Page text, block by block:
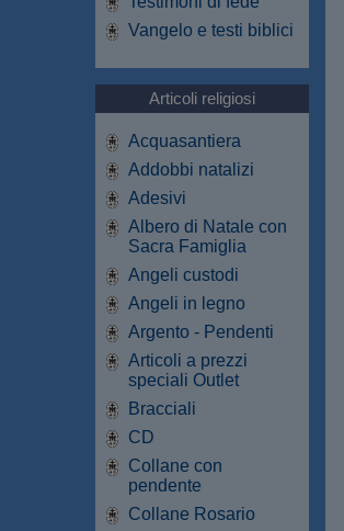
Vangelo e testi biblici
Articoli religiosi
Acquasantiera
Addobbi natalizi
Adesivi
Albero di Natale con
Sacra Famiglia
Angeli custodi
Angeli in legno
Argento - Pendenti
Articoli a prezzi
speciali Outlet
Bracciali
CD
Collane con
pendente
Collane Rosario